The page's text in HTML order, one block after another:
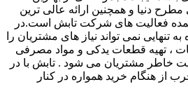
مطرح دنیا و همچنین ارائه عالی ترین
فعالیت های شرکت تابش است.در
تنهایی نمی تواند نیاز های مشتریان را
، تهیه قطعات یدکی و مواد مصرفی
خاطر مشتریان می شود . تابش با در
از هنگام خرید همواره در کنار